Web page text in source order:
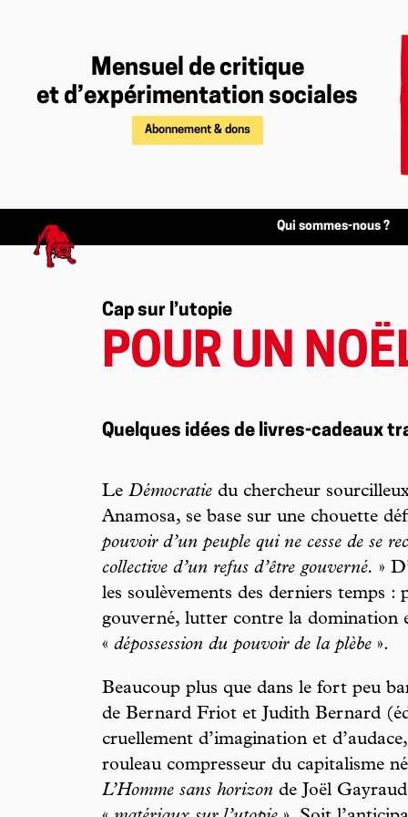
Mensuel de critique
et d’expérimentation sociales
Abonnement & dons
Qui sommes-nous ?
Cap sur l’utopie
POUR UN
Quelques idées de livres-cadeaux
Le Démocratie du chercheur
Anamosa, se base sur une chouette
pouvoir d’un peuple qui ne cesse de se
collective d’un refus d’être gouverné. »
les soulèvements des derniers temps :
gouverné, lutter contre la domination
« dépossession du pouvoir de la plèbe ».
Beaucoup plus que dans le fort peu
de Bernard Friot et Judith Bernard
cruellement d’imagination et
rouleau compresseur du capitalisme
L’Homme sans horizon de Joël